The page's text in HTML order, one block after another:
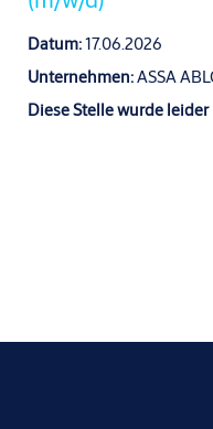
Datum:17.06.2026
Unternehmen:ASSA
Diese Stelle wurde